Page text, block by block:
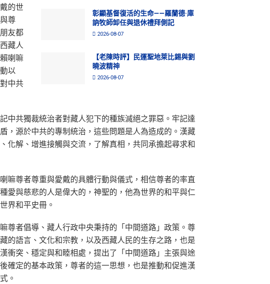
彰顯基督復活的生命——羅蘭德·庫
訥牧師卸任與退休禮拜側記
2026-08-07
【老陳時評】民運聖地萊比錫與劉
曉波精神
2026-08-07
的世
尊
友都
藏人
喇嘛
以
中共
中共獨裁統治者對藏人犯下的種族滅絕之罪惡。牢記達
，源於中共的專制統治，這些問題是人為造成的。漢藏
化解、增進接觸與交流，了解真相，共同承擔起尋求和
嘛尊者尊重與愛戴的具體行動與儀式，相信尊者的率直
愛與慈悲的人是偉大的，神聖的，他為世界的和平與仁
界和平史冊。
尊者倡導、藏人行政中央秉持的「中間道路」政策。尊
的語言、文化和宗教，以及西藏人民的生存之路，也是
衝突、穩定與和睦相處，提出了「中間道路」主張與途
確定的基本政策，尊者的這一思想，也是推動和促進漢
。